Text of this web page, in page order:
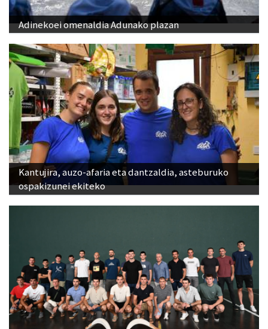
Adinekoei omenaldia Adunako plazan
Kantujira, auzo-afaria eta dantzaldia, asteburuko
ospakizunei ekiteko